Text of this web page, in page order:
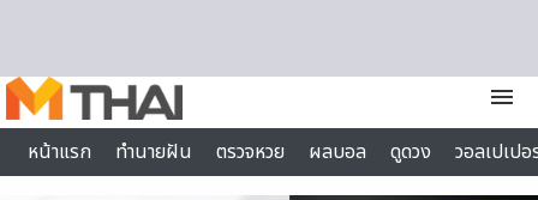
menu
หน้าแรก
ทำนายฝัน ตรวจหวย ผลบอล ดูดวง
วอลเปเป